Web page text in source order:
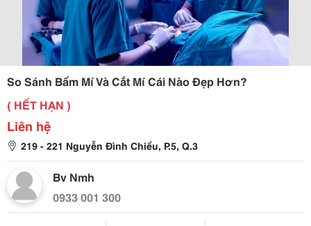
So Sánh Bấm Mí Và Cắt Mí Cái Nào Đẹp Hơn?
( HẾT HẠN )
Liên hệ
219 - 221 Nguyễn Đình Chiểu, P.5, Q.3
Bv Nmh
0933 001 300